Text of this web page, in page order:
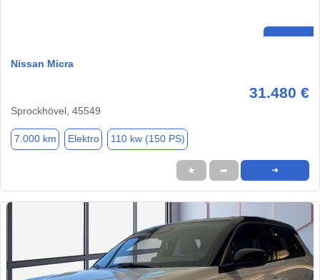
Nissan Micra
31.480 €
Sprockhövel, 45549
7.000 km Elektro 110 kw (150 PS)
★ ➦ ➜